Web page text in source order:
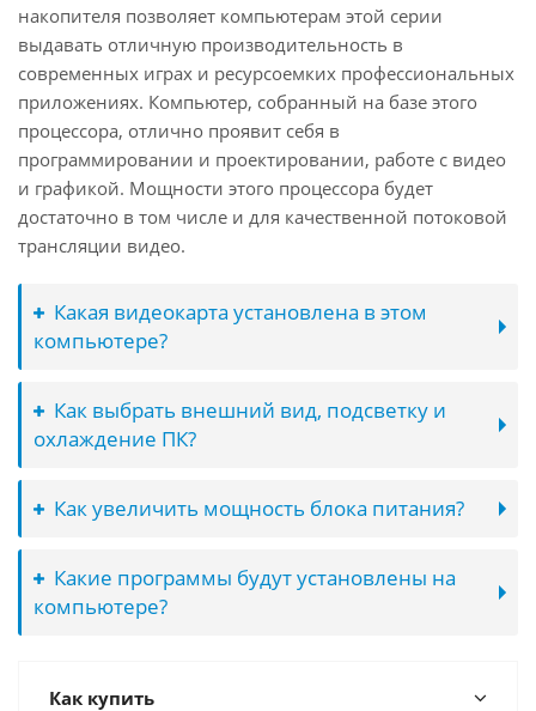
накопителя позволяет компьютерам этой серии
выдавать отличную производительность в
современных играх и ресурсоемких профессиональных
приложениях. Компьютер, собранный на базе этого
процессора, отлично проявит себя в
программировании и проектировании, работе с видео
и графикой. Мощности этого процессора будет
достаточно в том числе и для качественной потоковой
трансляции видео.
Какая видеокарта установлена в этом
компьютере?
Как выбрать внешний вид, подсветку и
охлаждение ПК?
Как увеличить мощность блока питания?
Какие программы будут установлены на
компьютере?
Как купить